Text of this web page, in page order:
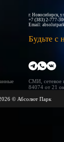
г. Новосибирск,
+7 (383) 2-777-
Email:
Будьте с
СМИ, сетевое
84074 от 21
© Абсолют Парк